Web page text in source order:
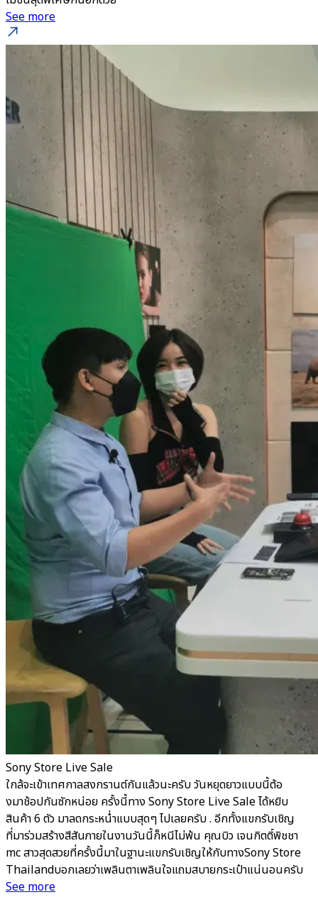
See more
Sony Store Live Sale
ใกล้จะเข้าเทศกาลสงกรานต์กันแล้วนะครับ วันหยุดยาวแบบนี้ต้อ
งมาช้อปกันซักหน่อย ครั้งนี้ทาง Sony Store Live Sale ได้หยิบ
สินค้า 6 ตัว มาลดกระหน่ำแบบสุดๆ ไปเลยครับ . อีกทั้งแขกรับเชิญ
ที่มาร่วมสร้างสีสันภายในงานวันนี้ก็หนีไม่พ้น คุณบิว เจนกิตติ์พิชชา
mc สาวสุดสวยที่ครั้งนี้มาในฐานะแขกรับเชิญให้กับทางSony Store
Thailandบอกเลยว่าเพลินตาเพลินใจแถมสบายกระเป๋าแน่นอนครับ
See more